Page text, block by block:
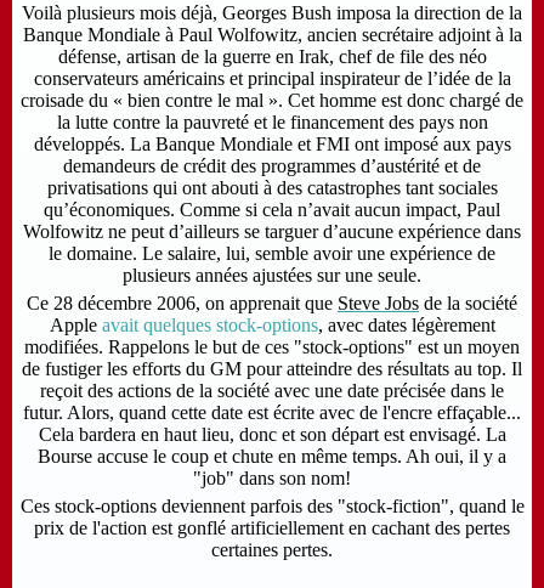
Voilà plusieurs mois déjà, Georges Bush imposa la direction de la
Banque Mondiale à Paul Wolfowitz, ancien secrétaire adjoint à la
défense, artisan de la guerre en Irak, chef de file des néo
conservateurs américains et principal inspirateur de l’idée de la
croisade du « bien contre le mal ». Cet homme est donc chargé de
la lutte contre la pauvreté et le financement des pays non
développés. La Banque Mondiale et FMI ont imposé aux pays
demandeurs de crédit des programmes d’austérité et de
privatisations qui ont abouti à des catastrophes tant sociales
qu’économiques. Comme si cela n’avait aucun impact, Paul
Wolfowitz ne peut d’ailleurs se targuer d’aucune expérience dans
le domaine. Le salaire, lui, semble avoir une expérience de
plusieurs années ajustées sur une seule.
Ce 28 décembre 2006, on apprenait que Steve Jobs de la société
Apple avait quelques stock-options, avec dates légèrement
modifiées. Rappelons le but de ces "stock-options" est un moyen
de fustiger les efforts du GM pour atteindre des résultats au top. Il
reçoit des actions de la société avec une date précisée dans le
futur. Alors, quand cette date est écrite avec de l'encre effaçable...
Cela bardera en haut lieu, donc et son départ est envisagé. La
Bourse accuse le coup et chute en même temps. Ah oui, il y a
"job" dans son nom!
Ces stock-options deviennent parfois des "stock-fiction", quand le
prix de l'action est gonflé artificiellement en cachant des pertes
certaines pertes.